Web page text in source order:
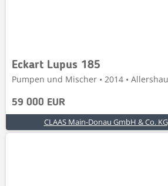
Eckart Lupus 185
Pumpen und Mischer • 2014 •
59 000 EUR
CLAAS Main-Donau GmbH & Co.